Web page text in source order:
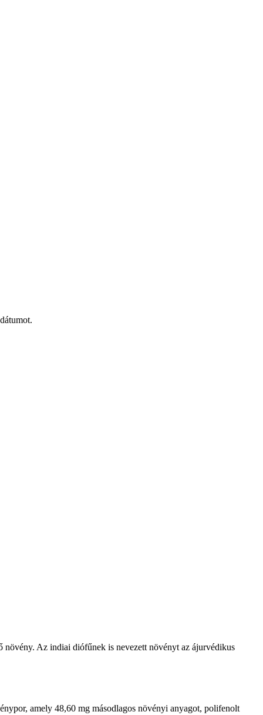
növény. Az indiai diófűnek is nevezett növényt az ájurvédikus
amely 48,60 mg másodlagos növényi anyagot, polifenolt